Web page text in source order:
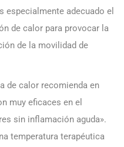
especialmente adecuado el
de calor para provocar la
de la movilidad de
de calor recomienda en
muy eficaces en el
sin inflamación aguda».
temperatura terapéutica